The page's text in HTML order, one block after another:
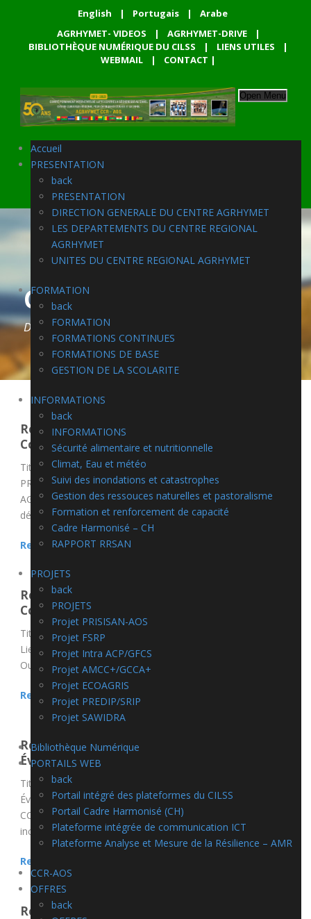
English | Portugais |
Arabe
AGRHYMET- VIDEOS
| AGRHYMET-DRIVE
|
BIBLIOTHÈQUE NUMÉRIQUE DU CILSS
| LIENS UTILES
|
WEBMAIL
| CONTACT |
Open Menu
Accueil
PRESENTATION
back
PRESENTATION
DIRECTION GENERALE DU CENTRE AGRHYMET
LES DEPARTEMENTS DU CENTRE REGIONAL
AGRHYMET
UNITES DU CENTRE REGIONAL AGRHYMET
FORMATION
back
FORMATION
FORMATIONS CONTINUES
FORMATIONS DE BASE
GESTION DE LA SCOLARITE
INFORMATIONS
back
INFORMATIONS
Sécurité alimentaire et nutritionnelle
Climat, Eau et météo
Suivi des inondations et catastrophes
Gestion des ressouces naturelles et pastoralisme
Formation et renforcement de capacité
Cadre Harmonisé – CH
RAPPORT RRSAN
PROJETS
back
PROJETS
Projet PRISISAN-AOS
Projet FSRP
Projet Intra ACP/GFCS
Projet AMCC+/GCCA+
Projet ECOAGRIS
Projet PREDIP/SRIP
Projet SAWIDRA
Bibliothèque Numérique
PORTAILS WEB
back
Portail intégré des plateformes du CILSS
Portail Cadre Harmonisé (CH)
Plateforme intégrée de communication ICT
Plateforme Analyse et Mesure de la Résilience – AMR
CCR-AOS
OFFRES
back
Category
DE POSTES
Recrutement d’un (e) Expert (e) en
Communication du programme PRADEP-AOS
Titre du poste: Expert (e) en Communication du programme
PRADEP-AOS Lieu d’affectation: Centre Régional
AGRHYMET CCR-AOS, Niamey, Niger avec des
déplacements dans...
Read More
Recrutement d’un (e) Expert (e) en
Communication du PEPISAO
Titre du poste: Expert (e) en Communication du PEPISAO
Lieu d’affectation: Secrétariat Exécutif du CISS,
Ouagadougou, Burkina Faso avec des déplacements dans...
Read More
Recrutement d’un(e) Assistant(e) en Suivi
Évaluation
Titre du poste: Recrutement d’un(e) Assistant(e) en Suivi
Évaluation Lieu d’affectation: Centre Régional AGRHYMET
CCR-AOS, Niamey, Niger Durée du contrat: 60 mois
incluant...
Read More
Recrutement d’un (e) Expert (e) en Suivi-